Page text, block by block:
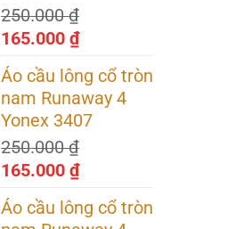
250.000₫
Giá
gốc
là:
250.000 ₫.
165.000₫Giá
tại
là:
165.000 ₫.
Áo cầu lông cổ tròn
nam Runaway 4
Yonex 3407
250.000₫
Giá
gốc
là:
165.000₫Giá
tại
Áo cầu lông cổ tròn